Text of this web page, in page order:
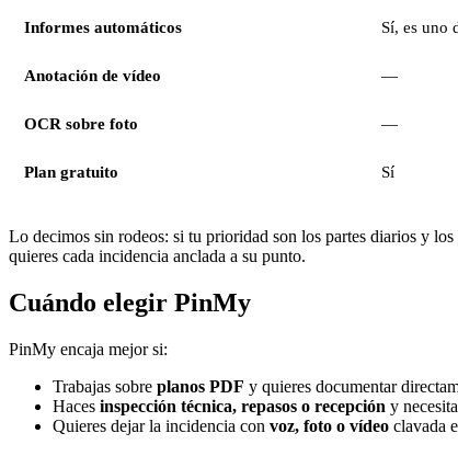
Informes automáticos Sí, es uno
Anotación de vídeo —
OCR sobre foto —
Plan gratuito Sí
Lo decimos sin rodeos: si tu prioridad son los partes diarios y
quieres cada incidencia anclada a su punto.
Cuándo elegir PinMy
PinMy encaja mejor si:
Trabajas sobre planos PDF y quieres documentar
Haces inspección técnica, repasos o recepción y
Quieres dejar la incidencia con voz, foto o vídeo clavada